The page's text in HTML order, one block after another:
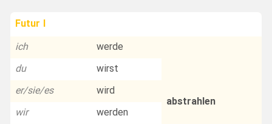
Futur I
ich
werde
abstrahlen
du
wirst
er/sie/es
wird
wir
werden